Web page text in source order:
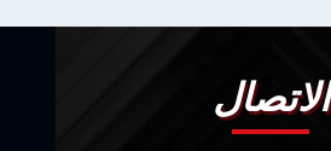
الاتصال